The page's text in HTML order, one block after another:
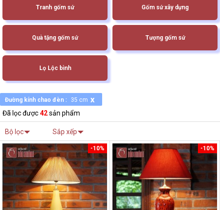
Tranh gốm sứ Gốm sứ xây dựng
Quà tặng gốm sứ Tượng gốm sứ
Lọ Lộc bình
Đường kính chao đèn : 35 cm x
Đã lọc được42sản phẩm
Bộ lọc Sắp xếp
-10% -10%